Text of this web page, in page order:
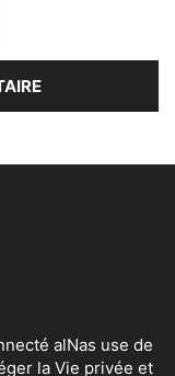
alNas use de
la Vie privée et